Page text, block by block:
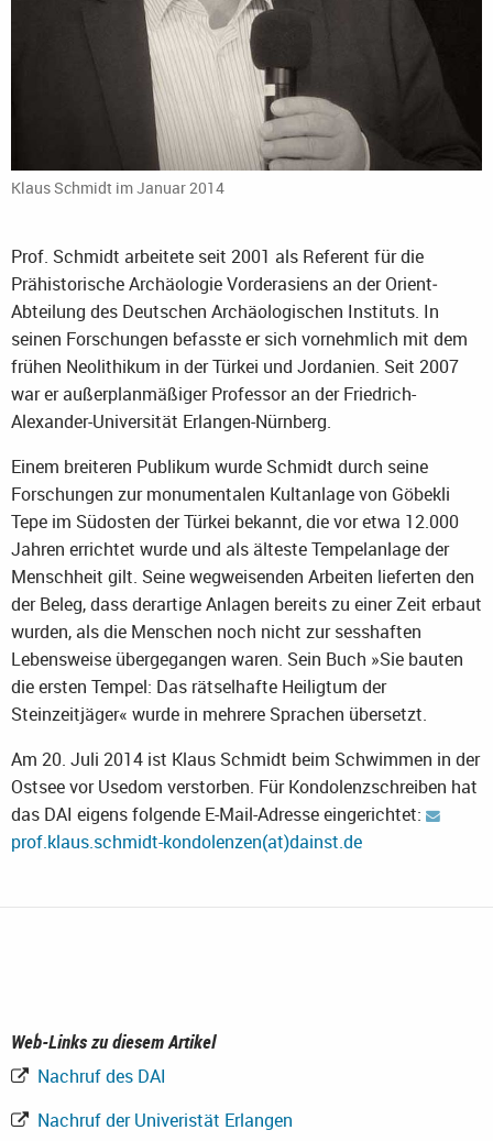
Klaus Schmidt im Januar 2014
Prof. Schmidt arbeitete seit 2001 als Referent für die
Prähistorische Archäologie Vorderasiens an der Orient‐
Abteilung des Deutschen Archäologischen Instituts. In
seinen Forschungen befasste er sich vornehmlich mit dem
frühen Neolithikum in der Türkei und Jordanien. Seit 2007
war er außerplanmäßiger Professor an der Friedrich-
Alexander-Universität Erlangen-Nürnberg.
Einem breiteren Publikum wurde Schmidt durch seine
Forschungen zur monumentalen Kultanlage von Göbekli
Tepe im Südosten der Türkei bekannt, die vor etwa 12.000
Jahren errichtet wurde und als älteste Tempelanlage der
Menschheit gilt. Seine wegweisenden Arbeiten lieferten den
der Beleg, dass derartige Anlagen bereits zu einer Zeit erbaut
wurden, als die Menschen noch nicht zur sesshaften
Lebensweise übergegangen waren. Sein Buch »Sie bauten
die ersten Tempel: Das rätselhafte Heiligtum der
Steinzeitjäger« wurde in mehrere Sprachen übersetzt.
Am 20. Juli 2014 ist Klaus Schmidt beim Schwimmen in der
Ostsee vor Usedom verstorben. Für Kondolenzschreiben hat
das DAI eigens folgende E-Mail-Adresse eingerichtet:
prof.klaus.schmidt-kondolenzen(at)dainst.de
Web-Links zu diesem Artikel
Nachruf des DAI
Nachruf der Univeristät Erlangen